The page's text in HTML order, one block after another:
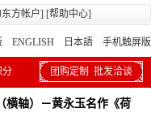
方帐户] [帮助中心]
ENGLISH 日本語 手机触屏版
分 团购定制 批发洽谈
横轴）－黄永玉名作《荷